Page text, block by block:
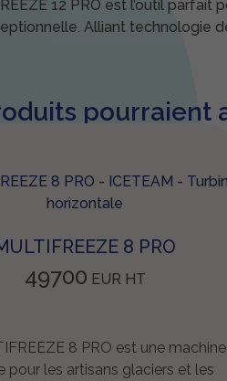
12 PRO est l’outil
Alliant technologie
pourraient
8 PRO
49700 EUR HT
8 PRO est une machine
pour les artisans glaciers et les